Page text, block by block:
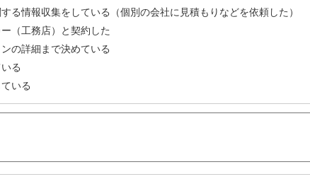
る情報収集をしている（個別の会社に見積もりなどを依頼した）
（工務店）と契約した
の詳細まで決めている
る
いる